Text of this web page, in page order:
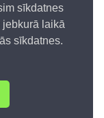
sīkdatnes
laikā
sīkdatnes.